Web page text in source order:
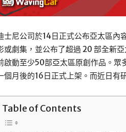
士尼公司於14日正式公布亞太區內
或劇集，並公布了超過 20 部全新
啟動至少50部亞太區原創作品。
個月後的16日正式上架。而近日
Table of Contents